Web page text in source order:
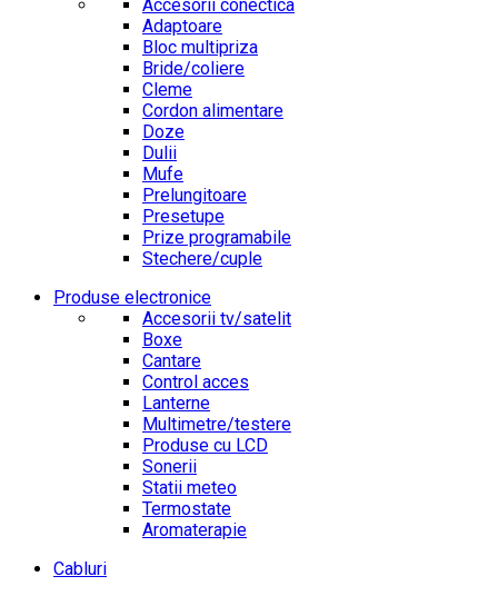
Accesorii conectica
Adaptoare
Bloc multipriza
Bride/coliere
Cleme
Cordon alimentare
Doze
Dulii
Mufe
Prelungitoare
Presetupe
Prize programabile
Stechere/cuple
Produse electronice
Accesorii tv/satelit
Boxe
Cantare
Control acces
Lanterne
Multimetre/testere
Produse cu LCD
Sonerii
Statii meteo
Termostate
Aromaterapie
Cabluri